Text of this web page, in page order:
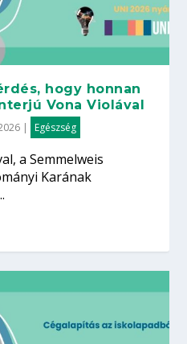
hogy honnan
Vona Violával
| Egészség
a Semmelweis
Karának